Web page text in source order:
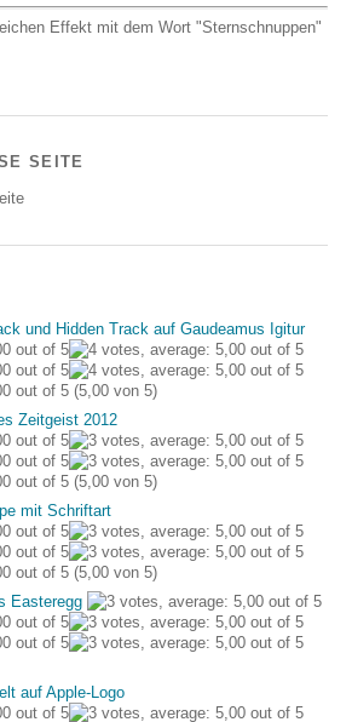
Effekt mit dem Wort "Sternschnuppen"
SEITE
und Hidden Track auf Gaudeamus Igitur
(5,00 von 5)
Zeitgeist 2012
(5,00 von 5)
mit Schriftart
(5,00 von 5)
Easteregg
auf Apple-Logo